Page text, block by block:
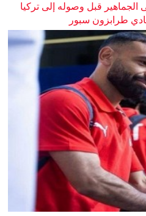
قبل وصوله إلى تركيا
طرابزون سبور